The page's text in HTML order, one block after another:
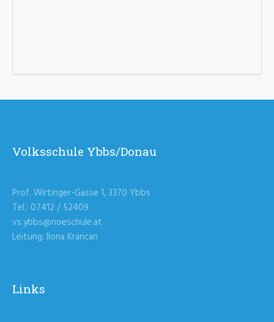
Volksschule Ybbs/Donau
Prof. Wirtinger-Gasse 1, 3370 Ybbs
Tel.: 07412 / 52409
vs.ybbs@noeschule.at
Leitung: Ilona Krancan
Links